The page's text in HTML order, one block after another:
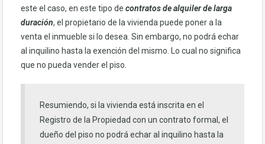
este el caso, en este tipo de contratos de alquiler de larga
duración, el propietario de la vivienda puede poner a la
venta el inmueble si lo desea. Sin embargo, no podrá echar
al inquilino hasta la exención del mismo. Lo cual no significa
que no pueda vender el piso.
Resumiendo, si la vivienda está inscrita en el
Registro de la Propiedad con un contrato formal, el
dueño del piso no podrá echar al inquilino hasta la